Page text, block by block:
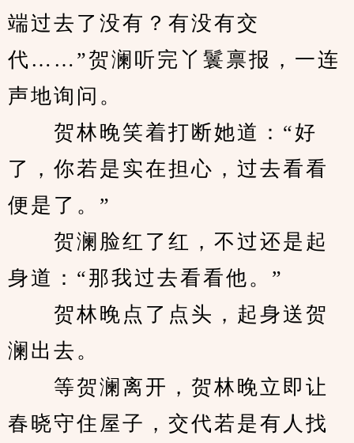
端过去了没有？有没有交
代……”贺澜听完丫鬟禀报，一连
声地询问。
贺林晚笑着打断她道：“好
了，你若是实在担心，过去看看
便是了。”
贺澜脸红了红，不过还是起
身道：“那我过去看看他。”
贺林晚点了点头，起身送贺
澜出去。
等贺澜离开，贺林晚立即让
春晓守住屋子，交代若是有人找